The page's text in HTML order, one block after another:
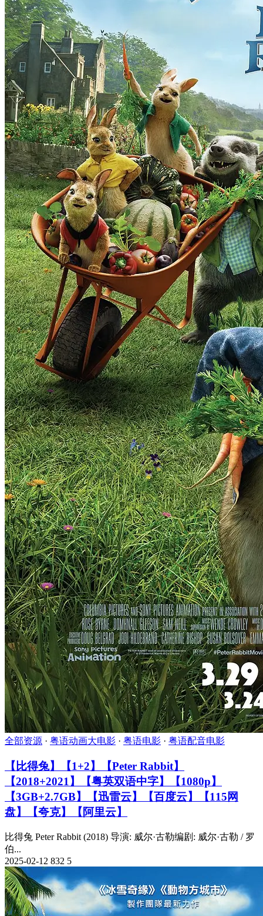
全部资源 · 粤语动画大电影 · 粤语电影 · 粤语配音电影
【比得兔】【1+2】【Peter Rabbit】
【2018+2021】【粤英双语中字】【1080p】
【3GB+2.7GB】【迅雷云】【百度云】【115网
盘】【夸克】【阿里云】
比得兔 Peter Rabbit (2018) 导演: 威尔·古勒编剧: 威尔·古勒 / 罗
伯...
2025-02-12 832 5